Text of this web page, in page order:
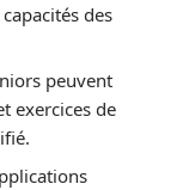
des
peuvent
exercices de